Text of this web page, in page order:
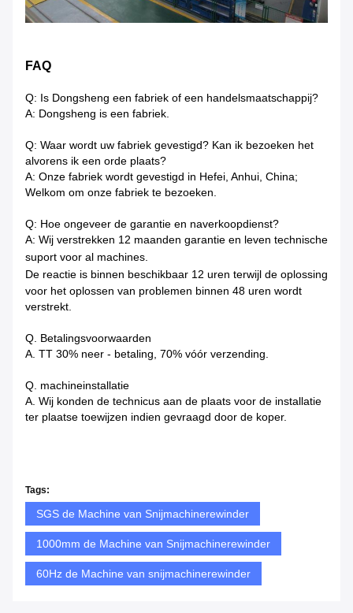
FAQ
Q: Is Dongsheng een fabriek of een handelsmaatschappij?
A: Dongsheng is een fabriek.
Q: Waar wordt uw fabriek gevestigd? Kan ik bezoeken het
alvorens ik een orde plaats?
A: Onze fabriek wordt gevestigd in Hefei, Anhui, China;
Welkom om onze fabriek te bezoeken.
Q: Hoe ongeveer de garantie en naverkoopdienst?
A: Wij verstrekken 12 maanden garantie en leven technische
suport voor al machines.
De reactie is binnen beschikbaar 12 uren terwijl de oplossing
voor het oplossen van problemen binnen 48 uren wordt
verstrekt.
Q. Betalingsvoorwaarden
A. TT 30% neer - betaling, 70% vóór verzending.
Q. machineinstallatie
A. Wij konden de technicus aan de plaats voor de installatie
ter plaatse toewijzen indien gevraagd door de koper.
Tags:
SGS de Machine van Snijmachinerewinder
1000mm de Machine van Snijmachinerewinder
60Hz de Machine van snijmachinerewinder